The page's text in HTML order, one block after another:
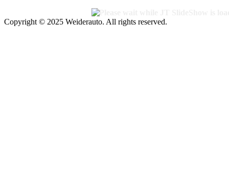
Copyright © 2025 Weiderauto. All rights reserved.